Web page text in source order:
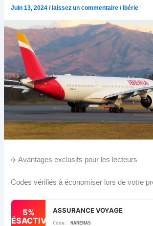
Juin 13, 2024/ laissez un commentaire / Ibérie
✈️ Avantages exclusifs pour les lecteurs
Codes vérifiés à économiser lors de votre
5%
DÉSACTIVÉ
ASSURANCE VOYAGE
NARENAS